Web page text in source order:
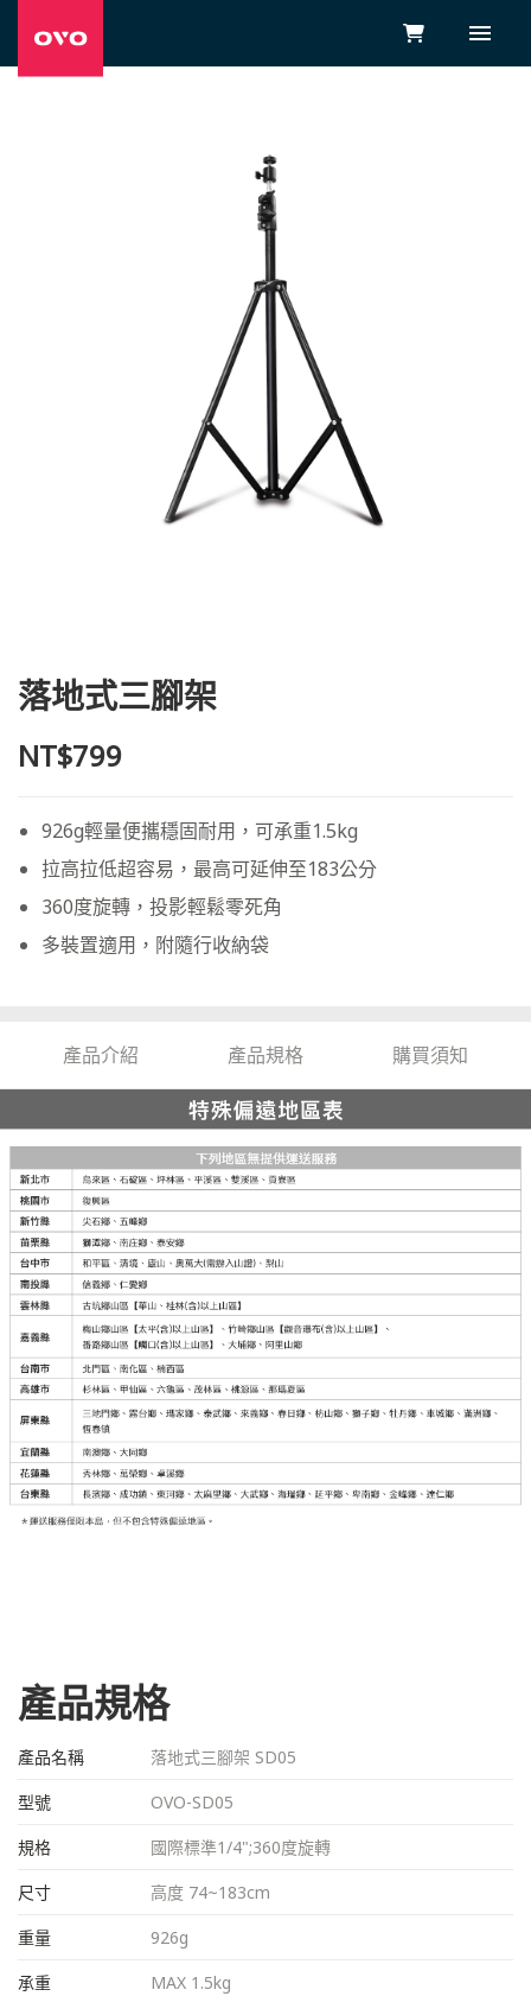
落地式三腳架
NT$799
926g輕量便攜穩固耐用，可承重1.5kg
拉高拉低超容易，最高可延伸至183公分
360度旋轉，投影輕鬆零死⾓
多裝置適用，附隨行收納袋
產品介紹 產品規格 購買須知
產品規格
產品名稱
落地式三腳架 SD05
型號
OVO-SD05
規格
國際標準1/4";360度旋轉
尺寸
高度 74~183cm
重量
926g
承重
MAX 1.5kg